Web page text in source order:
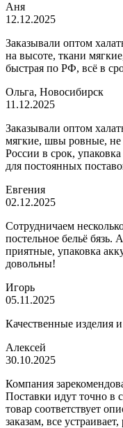
Аня
12.12.2025
Заказывали оптом
на высоте, ткани
быстрая по РФ, всё в
Ольга, Новосибирск
11.12.2025
Заказывали оптом
мягкие, швы ровные, не
России в срок,
для постоянных
Евгения
02.12.2025
Сотрудничаем
постельное бельё
приятные, упаковка
довольны!
Игорь
05.11.2025
Качественные изделия
Алексей
30.10.2025
Компания
Поставки идут точно в
товар соответствует
заказам, все